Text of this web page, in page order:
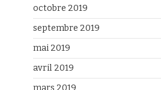
octobre 2019
septembre 2019
mai 2019
avril 2019
mars 2019